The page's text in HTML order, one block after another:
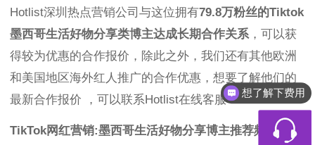
Hotlist深圳热点营销公司与这位拥有79.8万粉丝的Tiktok
墨西哥生活好物分享类博主达成长期合作关系，可以获
得较为优惠的合作报价，除此之外，我们还有其他欧洲
和美国地区海外红人推广的合作优惠，想要了解他们的
最新合作报价 ，可以联系Hotlist在线客服 ！
TikTok网红营销:墨西哥生活好物分享博主推荐频道数
想了解下费用